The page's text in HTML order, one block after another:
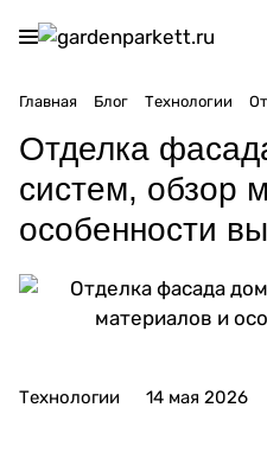
Главная Блог Технологии
Отделка
систем, обзор
особенности
Технологии 14 мая 2026